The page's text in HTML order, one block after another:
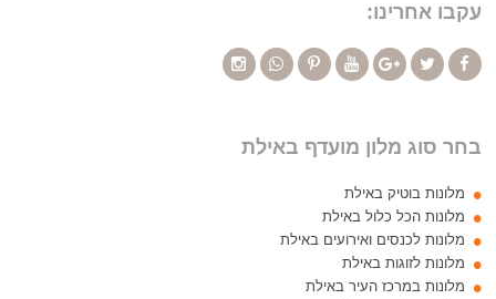
עקבו אחרינו:
בחר סוג מלון מועדף באילת
מלונות בוטיק באילת
מלונות הכל כלול באילת
מלונות לכנסים ואירועים באילת
מלונות לזוגות באילת
מלונות במרכז העיר באילת